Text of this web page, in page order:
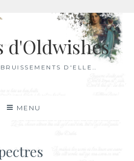
d'Oldwishes
D'ELLE…
MENU